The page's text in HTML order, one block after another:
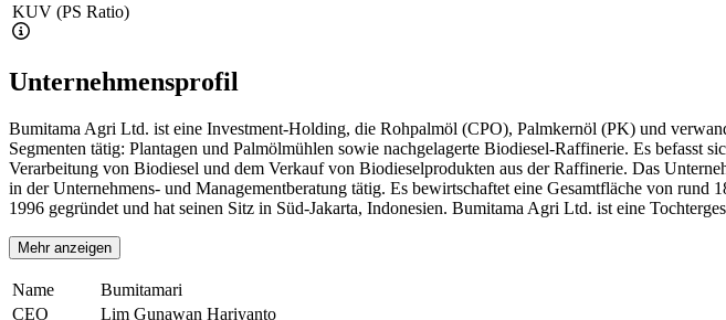
KUV (PS Ratio)
Unternehmensprofil
Bumitama Agri Ltd. ist eine Investment-Holding, die Rohpalmöl (CPO), Palmkernöl (PK) und
Segmenten tätig: Plantagen und Palmölmühlen sowie nachgelagerte Biodiesel-Raffinerie. Es
Verarbeitung von Biodiesel und dem Verkauf von Biodieselprodukten aus der Raffinerie. Das
in der Unternehmens- und Managementberatung tätig. Es bewirtschaftet eine Gesamtfläche von
1996 gegründet und hat seinen Sitz in Süd-Jakarta, Indonesien. Bumitama Agri Ltd. ist eine
Mehr anzeigen
Name
Bumitamari
CEO
Lim Gunawan Hariyanto